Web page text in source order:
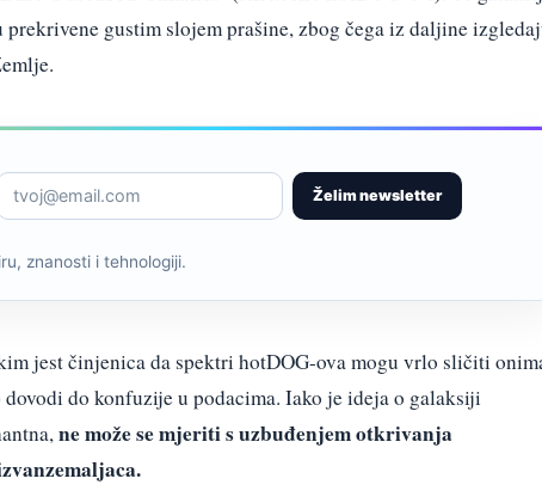
gustim slojem prašine, zbog čega iz daljine
Želim newsletter
znanosti i tehnologiji.
jest činjenica da spektri hotDOG-ova mogu vrlo sličiti
dovodi do konfuzije u podacima. Iako je ideja o galaksiji
ne može se mjeriti s uzbuđenjem otkrivanja